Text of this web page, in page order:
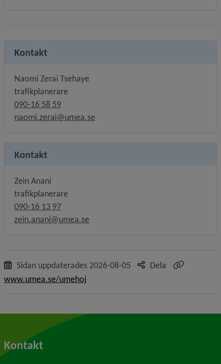
Kontakt
Naomi Zerai Tsehaye
trafikplanerare
090-16 58 59
naomi.zerai@umea.se
Kontakt
Zein Anani
trafikplanerare
090-16 13 97
zein.anani@umea.se
Sidan uppdaterades 2026-08-05
Dela
www.umea.se/umehoj
Kontakt